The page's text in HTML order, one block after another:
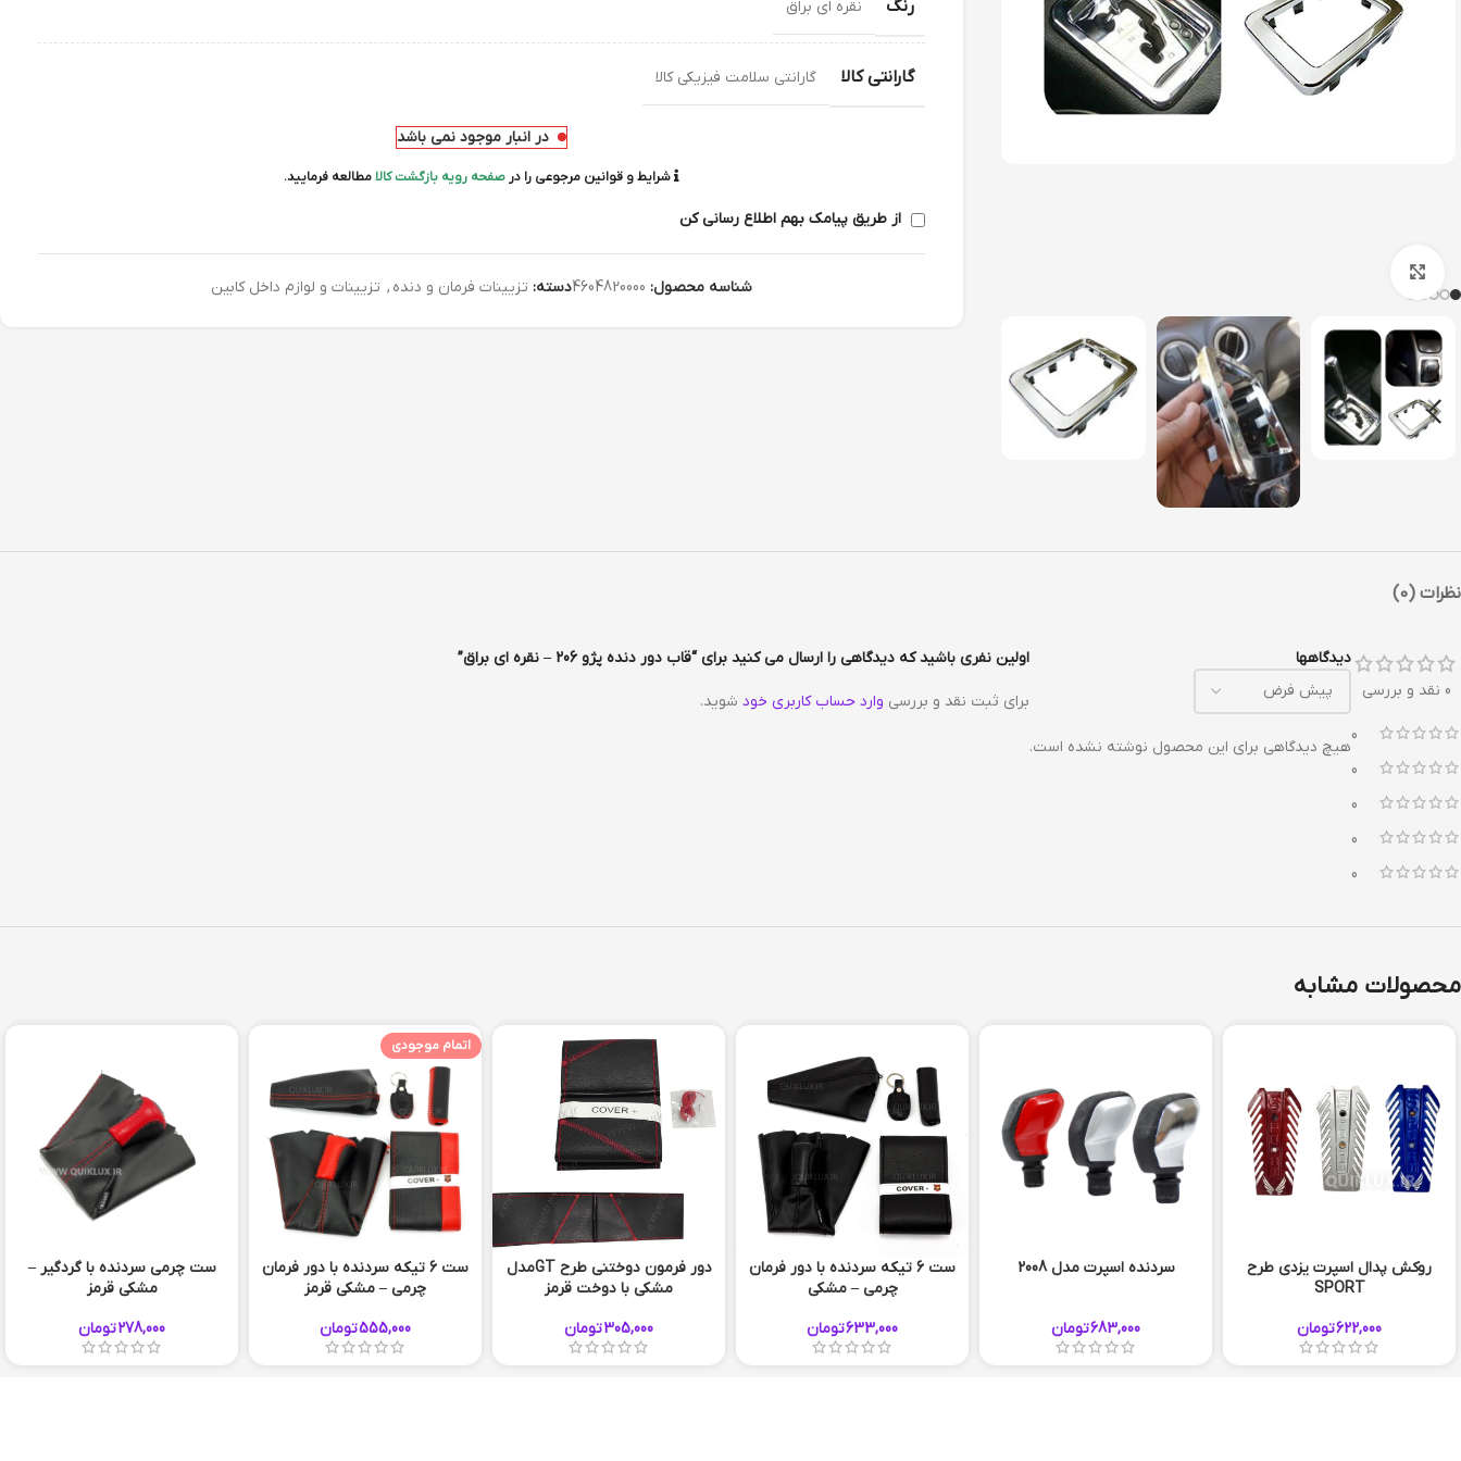
رنگ نقره ای براق
گارانتی کالا گارانتی سلامت فیزیکی کالا
در انبار موجود نمی باشد
شرایط و قوانین مرجوعی را در صفحه رویه بازگشت کالامطالعه فرمایید.
از طریق پیامک بهم اطلاع رسانی کن
شناسه محصول: 4604820000دسته: تزیینات فرمان و دنده , تزیینات و لوازم داخل کابین
نظرات (0)
0 نقد و بررسی
0
0
0
0
0
دیدگاهها
هیچ دیدگاهی برای این محصول نوشته نشده است.
اولین نفری باشید که دیدگاهی را ارسال می کنید برای “قاب دور دنده پژو 206 – نقره ای براق”
برای ثبت نقد و بررسی وارد حساب کاربری خود شوید.
محصولات مشابه
روکش پدال اسپرت يزدی طرح
SPORT
622,000تومان
سردنده اسپرت مدل 2008
683,000تومان
ست 6 تيکه سردنده با دور فرمان
چرمی – مشکی
633,000تومان
دور فرمون دوختنی طرح GTمدل
مشکی با دوخت قرمز
305,000تومان
اتمام موجودی
ست 6 تيکه سردنده با دور فرمان
چرمی – مشکی قرمز
555,000تومان
ست چرمی سردنده با گردگیر –
مشکی قرمز
278,000تومان